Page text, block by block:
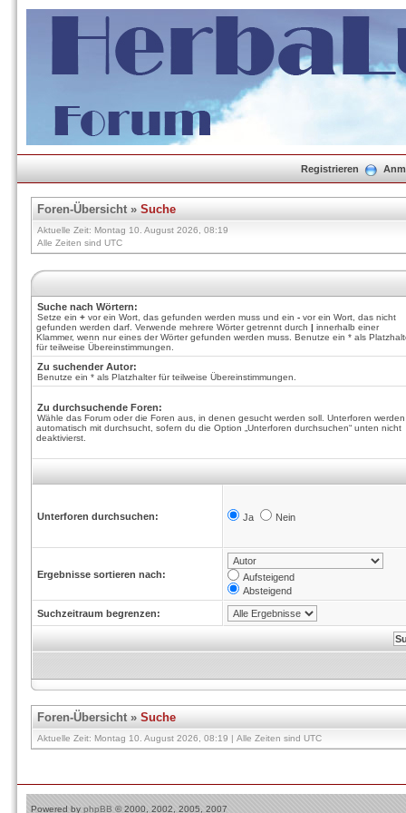
Registrieren
Foren-Übersicht» Suche
Aktuelle Zeit: Montag 10. August 2026, 08:19
Alle Zeiten sind UTC
Suche nach Wörtern:
Setze ein + vor ein Wort, das gefunden werden muss und ein - vor ein Wort, das nicht
gefunden werden darf. Verwende mehrere Wörter getrennt durch | innerhalb einer
Klammer, wenn nur eines der Wörter gefunden werden muss. Benutze ein * als
für teilweise Übereinstimmungen.
Zu suchender Autor:
Benutze ein * als Platzhalter für teilweise Übereinstimmungen.
Zu durchsuchende Foren:
Wähle das Forum oder die Foren aus, in denen gesucht werden soll. Unterforen werden
automatisch mit durchsucht, sofern du die Option „Unterforen durchsuchen“ unten nicht
deaktivierst.
Unterforen durchsuchen: Ja Nein
Ergebnisse sortieren nach:
Aufsteigend
Absteigend
Suchzeitraum begrenzen:
Foren-Übersicht» Suche
Aktuelle Zeit: Montag 10. August 2026, 08:19 | Alle Zeiten sind UTC
Powered by phpBB © 2000, 2002, 2005, 2007